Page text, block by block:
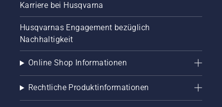
Karriere bei Husqvarna
Husqvarnas Engagement bezüglich
Nachhaltigkeit
Online Shop Informationen
Rechtliche Produktinformationen